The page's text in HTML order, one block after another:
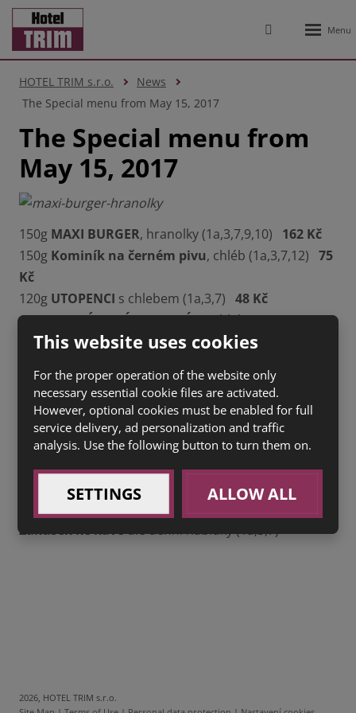
Vyhledávání
HOTEL TRIM s.r.o.
News
The Special menu from May 15, 2017
The Special menu from
May 15, 2017
150g MAXI BURGER, hranolky (1a,3,7,9,10) 162 Kč
150g Kominík na černém pivu, chléb (1a,3,7,12) 75
Kč
120g UTOPENCI s chlebem (1a,3,7) 48 Kč
100gNAKLÁDANÝ HERMELÍNs chlebem (1a,3,7)45
Kč
HUGO- 0,2 l osvěžující vinný perlivý nápoj s
bezinkovou chutí a vůní s nádechem citrusu,
podáváme s ledem a plátkem limety45 Kč
SPRITZ- 0,2 l osvěžující vinný nápoj italského typu s
hořko-sladkou chutí, podáváme s ledem a plátkem
pomeranče45 Kč
Zákusek ke kávědle denní nabídky (1a,3,7)
2026, HOTEL TRIM s.r.o.
This website uses cookies
For the proper operation of the website only
necessary essential cookie files are activated.
However, optional cookies must be enabled for full
service delivery, ad personalization and traffic
analysis. Use the following button to turn them on.
SETTINGS ALLOW ALL